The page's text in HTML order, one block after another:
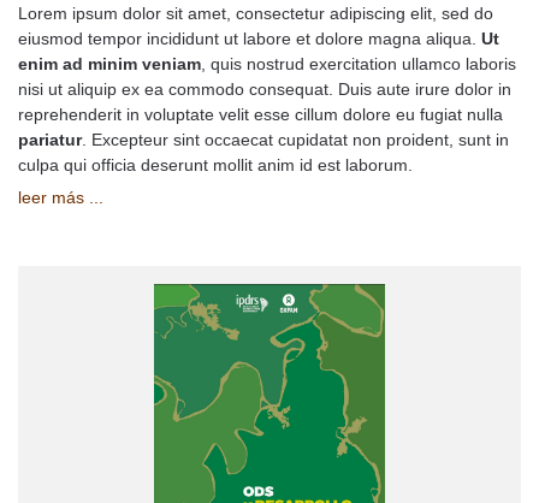
Lorem ipsum dolor sit amet, consectetur adipiscing elit, sed do
eiusmod tempor incididunt ut labore et dolore magna aliqua. Ut
enim ad minim veniam, quis nostrud exercitation ullamco laboris
nisi ut aliquip ex ea commodo consequat. Duis aute irure dolor in
reprehenderit in voluptate velit esse cillum dolore eu fugiat nulla
pariatur. Excepteur sint occaecat cupidatat non proident, sunt in
culpa qui officia deserunt mollit anim id est laborum.
leer más ...